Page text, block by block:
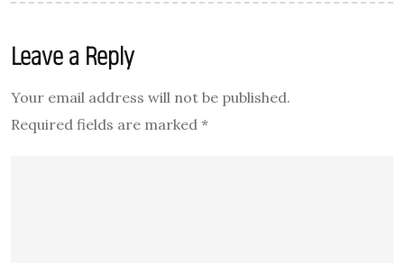
Leave a Reply
Your email address will not be published.
Required fields are marked *